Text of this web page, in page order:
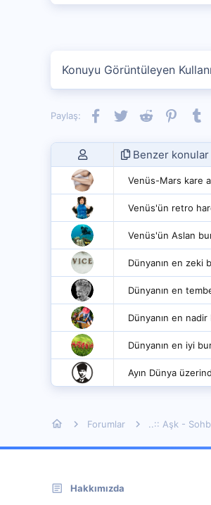
Konuyu Görüntüleyen
Paylaş: Facebook
TwitterReddit
Benzer konular
Venüs-Mars kare
Venüs'ün retro
Venüs'ün Aslan
Dünyanın en zeki
Dünyanın en
Dünyanın en
Dünyanın en iyi
Ayın Dünya
Forumlar ..:: Aşk -
Hakkımızda